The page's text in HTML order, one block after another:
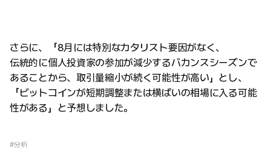
さらに、「8月には特別なカタリスト要因がなく、
伝統的に個人投資家の参加が減少するバカンスシーズンで
あることから、取引量縮小が続く可能性が高い」とし、
「ビットコインが短期調整または横ばいの相場に入る可能
性がある」と予想しました。
#分析